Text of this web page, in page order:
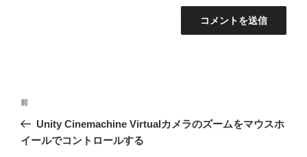
投
ナ
前
の
投
前
Unity Cinemachine Virtualカメラのズームをマウスホ
イールでコントロールする